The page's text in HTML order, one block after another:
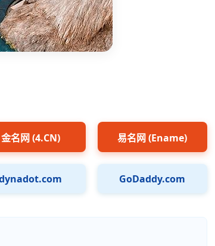
金名网 (4.CN) 易名网 (Ename)
GoDaddy.com